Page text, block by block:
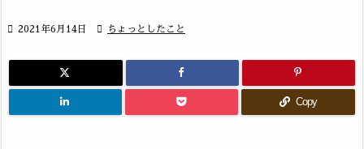
 2021年6月14日  ちょっとしたこと
Copy